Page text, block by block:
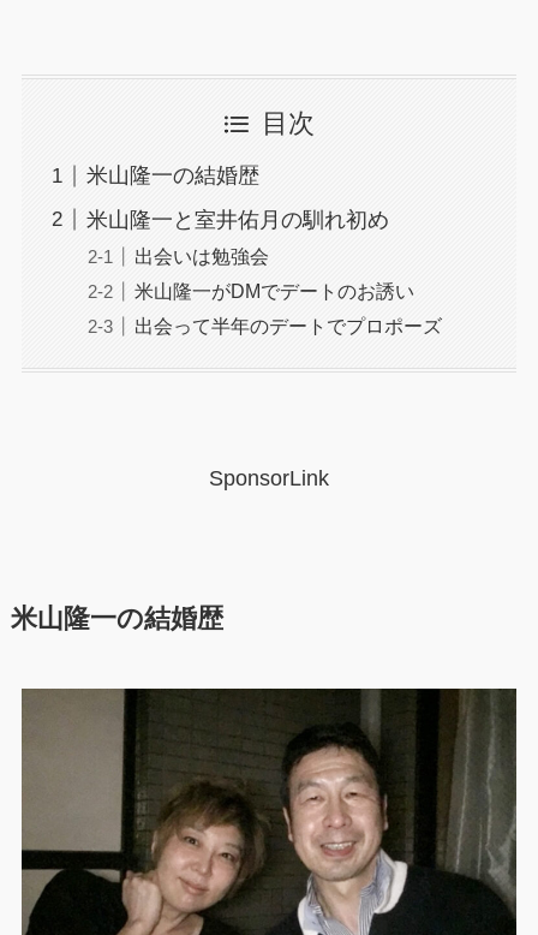
目次
米山隆一の結婚歴
米山隆一と室井佑月の馴れ初め
出会いは勉強会
米山隆一がDMでデートのお誘い
出会って半年のデートでプロポーズ
SponsorLink
米山隆一の結婚歴